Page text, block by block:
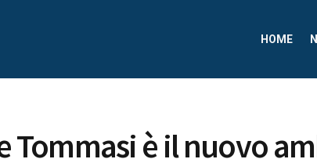
HOME
Tommasi è il nuovo